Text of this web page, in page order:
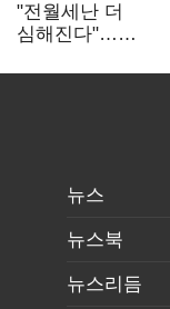
"전월세난 더
심해진다"…
뉴스
뉴스북
뉴스리듬